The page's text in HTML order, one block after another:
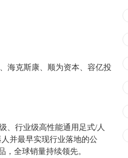
海克斯康、顺为资本、容亿投
、行业级高性能通用足式/人
并最早实现行业落地的公
，全球销量持续领先。